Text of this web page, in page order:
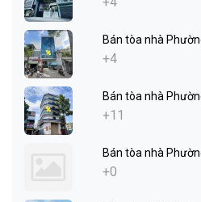
Bán tòa nhà
+4
Bán tòa nhà
+11
Bán tòa nhà
+0